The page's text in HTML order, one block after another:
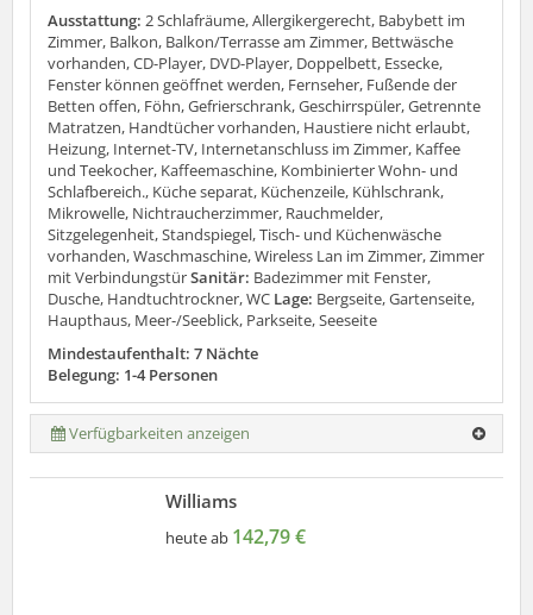
Ausstattung: 2 Schlafräume, Allergikergerecht, Babybett im
Zimmer, Balkon, Balkon/Terrasse am Zimmer, Bettwäsche
vorhanden, CD-Player, DVD-Player, Doppelbett, Essecke,
Fenster können geöffnet werden, Fernseher, Fußende der
Betten offen, Föhn, Gefrierschrank, Geschirrspüler, Getrennte
Matratzen, Handtücher vorhanden, Haustiere nicht erlaubt,
Heizung, Internet-TV, Internetanschluss im Zimmer, Kaffee
und Teekocher, Kaffeemaschine, Kombinierter Wohn- und
Schlafbereich., Küche separat, Küchenzeile, Kühlschrank,
Mikrowelle, Nichtraucherzimmer, Rauchmelder,
Sitzgelegenheit, Standspiegel, Tisch- und Küchenwäsche
vorhanden, Waschmaschine, Wireless Lan im Zimmer, Zimmer
mit VerbindungstürSanitär: Badezimmer mit Fenster,
Dusche, Handtuchtrockner, WC Lage: Bergseite, Gartenseite,
Haupthaus, Meer-/Seeblick, Parkseite, Seeseite
Mindestaufenthalt: 7 Nächte
Belegung: 1-4 Personen
Verfügbarkeiten anzeigen
Williams
heute ab 142,79 €